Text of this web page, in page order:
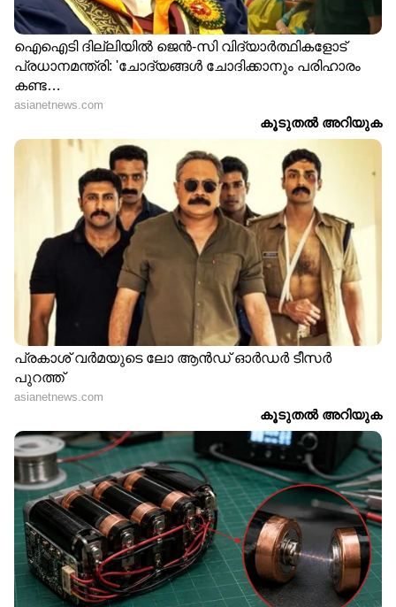
ജലാശയങ്ങളില്‍ കെട്ടിടാവശിഷ്ടങ്ങള്‍
തള്ളിയാല്‍ മൂന്ന് വര്‍ഷം വരെ തടവോ രണ്ട്
ലക്ഷം രൂപ വരെ പിഴയോ ലഭിക്കാം. കെട്ടിടം
പൊളിച്ച് ഏഴ് ദിവസത്തിനകം മാലിന്യം നീക്കം
ചെയ്തില്ലെങ്കില്‍ ഓരോ ടണ്ണിനും അയ്യായിരം
രൂപ പിഴയിടാം. വേര്‍തിരിച്ച നിലയില്‍
കെട്ടിടാവശിഷ്ടം നല്‍കിയില്ലെങ്കിലും,
ശരിയല്ലാത്ത രീതിയിലാണ് വാഹനത്തില്‍
കൊണ്ടുവരുന്നതെങ്കിലും പതിനായിരം
രൂപയാണ് പിഴ. കെട്ടിടാവശിഷ്ടങ്ങള്‍
ലൈസൻസ് ഇല്ലാതെ കൈകാര്യം ചെയ്താലും
പതിനായിരം രൂപ പിഴ ശിക്ഷയുണ്ട്. കുറ്റകൃത്യം
ആവര്‍ത്തിച്ചാല്‍ പിഴ ഇരട്ടിയാക്കാം.